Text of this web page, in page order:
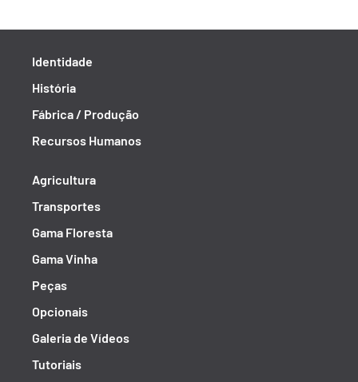
Identidade
História
Fábrica / Produção
Recursos Humanos
Agricultura
Transportes
Gama Floresta
Gama Vinha
Peças
Opcionais
Galeria de Vídeos
Tutoriais